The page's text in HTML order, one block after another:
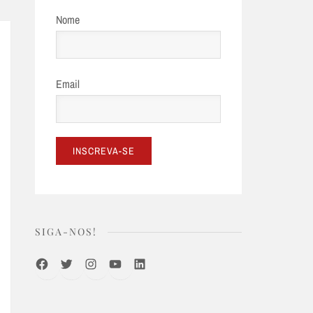
Nome
Email
SIGA-NOS!
FacebookTwitterInstagramYoutubeLinkedIn